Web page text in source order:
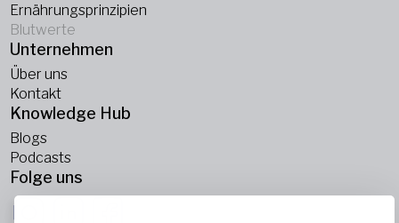
Ernährungsprinzipien
Blutwerte
Unternehmen
Über uns
Kontakt
Knowledge Hub
Blogs
Podcasts
Folge uns